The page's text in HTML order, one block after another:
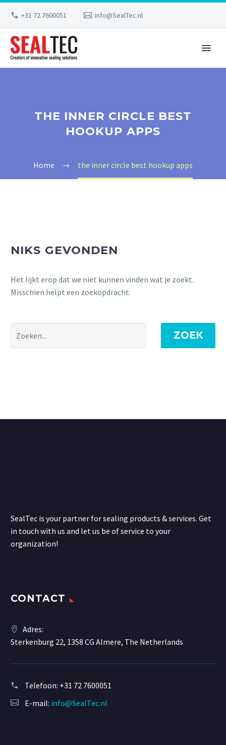
+31 72 7600051 info@SealTec.nl
THE INNER CIRCLE BEST
HOOKUP APPS
Home the inner circle best hookup apps
NIKS GEVONDEN
Het lijkt erop dat we niet kunnen vinden wat je zoekt.
Misschien helpt een zoekopdracht.
ZOEK
SealTec is your partner for sealing products & services. Get
in touch with us and let us be of service to your
organization!
CONTACT
Adres:
Sterkenburg 22, 1358 CG Almere, The Netherlands
Telefoon: +31 72 7600051
E-mail: info@SealTec.nl